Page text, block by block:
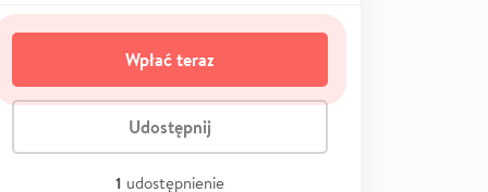
Wpłać teraz
Udostępnij
1 udostępnienie